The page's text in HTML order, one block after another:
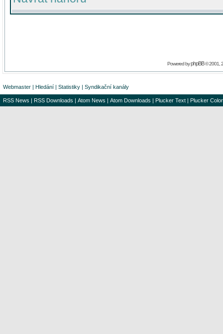
Powered byphpBB© 2001,
Webmaster | Hledání | Statistiky | Syndikační kanály
RSS News | RSS Downloads | Atom News | Atom Downloads | Plucker Text | Plucker Color